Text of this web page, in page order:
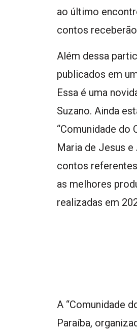
ao último
contos
Além dessa
publicados em
Essa é uma
Suzano. Ainda
“Comunidade do
Maria de Jesus
contos
as melhores
realizadas em
A “Comunidade
Paraíba,